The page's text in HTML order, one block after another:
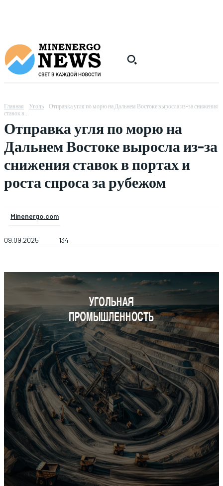
Главная Уголь
Отправка угля по морю на Дальнем Востоке выросла из-за снижения
ставок в...
Отправка угля по морю на
Дальнем Востоке выросла из-за
снижения ставок в портах и
роста спроса за рубежом
Minenergo.com
09.09.2025 134